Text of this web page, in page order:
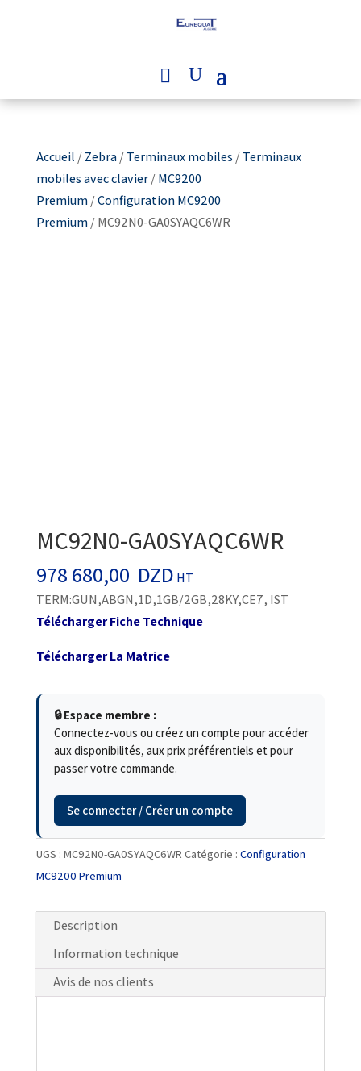
Accueil /Zebra/Terminaux mobiles /Terminaux
mobiles avec clavier/MC9200
Premium/Configuration MC9200
Premium/ MC92N0-GA0SYAQC6WR
MC92N0-GA0SYAQC6WR
978 680,00 DZD HT
TERM:GUN,ABGN,1D,1GB/2GB,28KY,CE7, IST
Télécharger Fiche Technique
Télécharger La Matrice
🔒 Espace membre :
Connectez-vous ou créez un compte pour accéder
aux disponibilités, aux prix préférentiels et pour
passer votre commande.
Se connecter / Créer un compte
UGS : MC92N0-GA0SYAQC6WR Catégorie : Configuration
MC9200 Premium
Description
Information technique
Avis de nos clients